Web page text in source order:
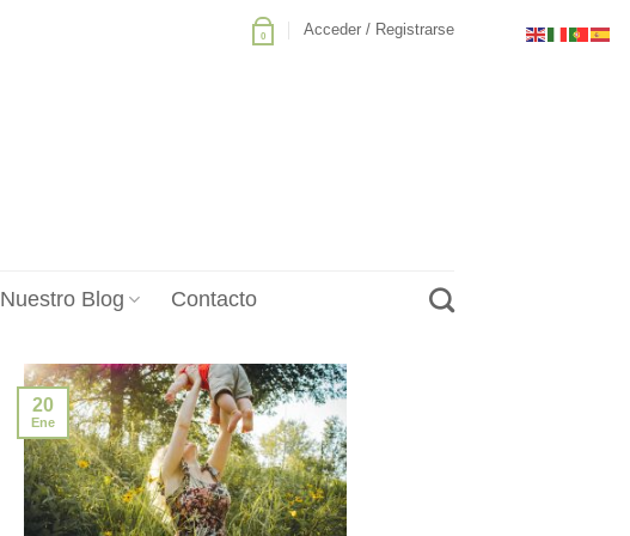
0 Acceder / Registrarse
Nuestro Blog Contacto
20
Ene